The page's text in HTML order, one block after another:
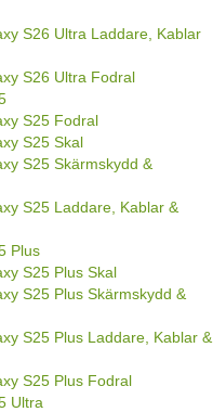
S26 Ultra Laddare, Kablar
S26 Ultra Fodral
S25 Fodral
S25 Skal
S25 Skärmskydd &
S25 Laddare, Kablar &
Plus
S25 Plus Skal
S25 Plus Skärmskydd &
S25 Plus Laddare, Kablar &
S25 Plus Fodral
Ultra